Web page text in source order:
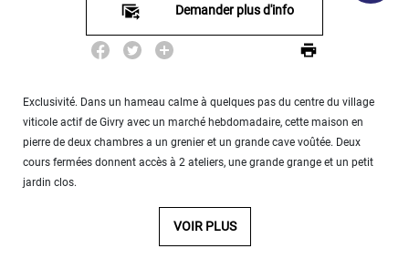
- 5
M2
5
000
Demander plus d'info
Exclusivité. Dans un hameau calme à quelques pas du centre du village
viticole actif de Givry avec un marché hebdomadaire, cette maison en
pierre de deux chambres a un grenier et un grande cave voûtée. Deux
cours fermées donnent accès à 2 ateliers, une grande grange et un petit
jardin clos.
VOIR PLUS